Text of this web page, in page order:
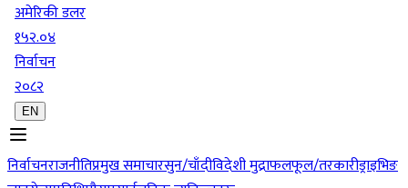
अमेरिकी डलर
१५२.०४
निर्वाचन
२०८२
EN
निर्वाचनराजनीतिप्रमुख समाचारसुन/चाँदीविदेशी मुद्राफलफूल/तरकारीड्राइभिङ